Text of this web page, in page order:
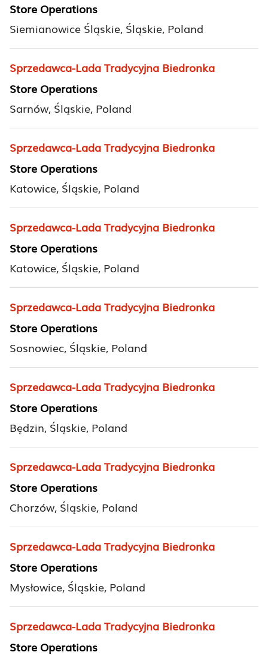
Store Operations
Siemianowice Śląskie, Śląskie, Poland
Sprzedawca-Lada Tradycyjna Biedronka
Store Operations
Sarnów, Śląskie, Poland
Sprzedawca-Lada Tradycyjna Biedronka
Store Operations
Katowice, Śląskie, Poland
Sprzedawca-Lada Tradycyjna Biedronka
Store Operations
Katowice, Śląskie, Poland
Sprzedawca-Lada Tradycyjna Biedronka
Store Operations
Sosnowiec, Śląskie, Poland
Sprzedawca-Lada Tradycyjna Biedronka
Store Operations
Będzin, Śląskie, Poland
Sprzedawca-Lada Tradycyjna Biedronka
Store Operations
Chorzów, Śląskie, Poland
Sprzedawca-Lada Tradycyjna Biedronka
Store Operations
Mysłowice, Śląskie, Poland
Sprzedawca-Lada Tradycyjna Biedronka
Store Operations